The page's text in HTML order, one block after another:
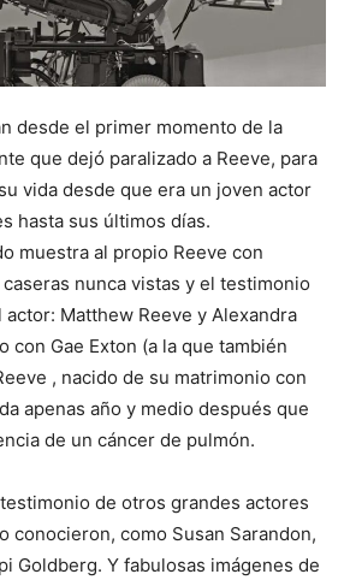
desde el primer momento de la
que dejó paralizado a Reeve, para
vida desde que era un joven actor
hasta sus últimos días.
muestra al propio Reeve con
nunca vistas y el testimonio
Matthew Reeve y Alexandra
con Gae Exton (a la que también
, nacido de su matrimonio con
apenas año y medio después que
de un cáncer de pulmón.
de otros grandes actores
conocieron, como Susan Sarandon,
Goldberg. Y fabulosas imágenes de